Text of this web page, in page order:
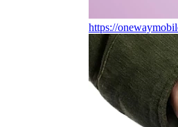
https://